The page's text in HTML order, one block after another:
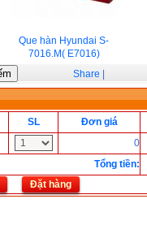
Que hàn Hyundai S-
7016.M( E7016)
Share
SL Đơn giá
0
Tổng tiền:
Đặt hàng